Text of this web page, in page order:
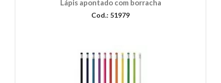
Lápis apontado com borracha
Cod.: 51979